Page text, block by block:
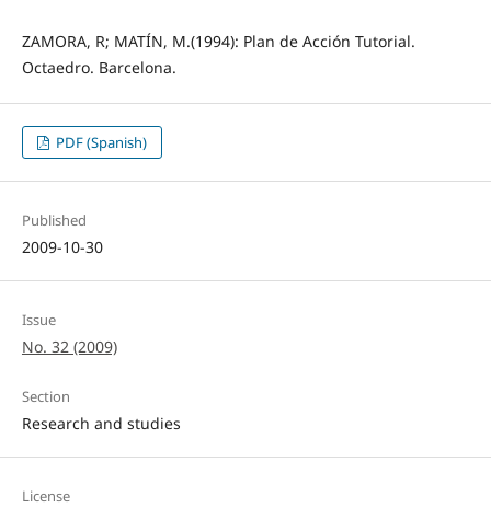
ZAMORA, R; MATÍN, M.(1994): Plan de Acción Tutorial.
Octaedro. Barcelona.
PDF (Spanish)
Published
2009-10-30
Issue
No. 32 (2009)
Section
Research and studies
License